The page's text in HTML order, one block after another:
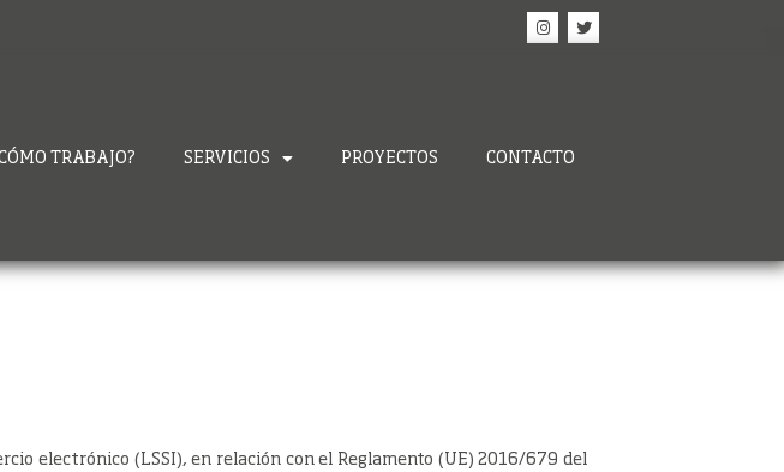
TRABAJO? SERVICIOS PROYECTOS CONTACTO
electrónico (LSSI), en relación con el Reglamento (UE) 2016/679 del